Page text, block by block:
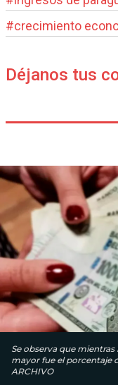
#crecimiento
Déjanos tus
Se observa que
mayor fue el porcentaje
ARCHIVO